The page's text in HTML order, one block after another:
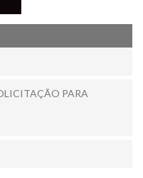
PARA